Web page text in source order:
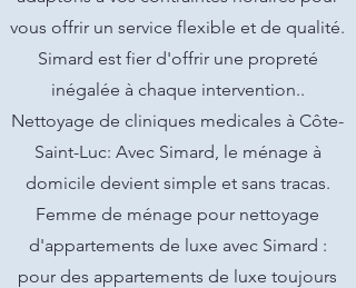
vous offrir un service flexible et de qualité.
Simard est fier d'offrir une propreté
inégalée à chaque intervention..
Nettoyage de cliniques medicales à Côte-
Saint-Luc: Avec Simard, le ménage à
domicile devient simple et sans tracas.
Femme de ménage pour nettoyage
d'appartements de luxe avec Simard :
pour des appartements de luxe toujours